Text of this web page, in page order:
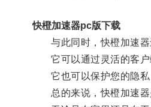
快橙加速器pc版下载
与此同时，快橙加速器
它可以通过灵活的客户
它也可以保护您的隐私
总的来说，快橙加速器